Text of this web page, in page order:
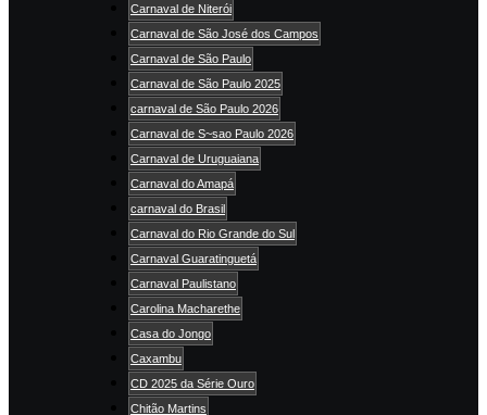
Carnaval de Niterói
Carnaval de São José dos Campos
Carnaval de São Paulo
Carnaval de São Paulo 2025
carnaval de São Paulo 2026
Carnaval de S~sao Paulo 2026
Carnaval de Uruguaiana
Carnaval do Amapá
carnaval do Brasil
Carnaval do Rio Grande do Sul
Carnaval Guaratinguetá
Carnaval Paulistano
Carolina Macharethe
Casa do Jongo
Caxambu
CD 2025 da Série Ouro
Chitão Martins